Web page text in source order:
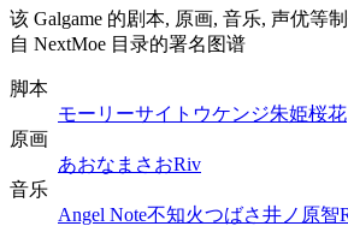
该 Galgame 的剧本, 原画, 音乐, 声优等
自 NextMoe 目录的署名图谱
脚本
モーリーサイトウケンジ朱姫桜花
原画
あおなまさおRiv
音乐
Angel Note不知火つばさ井ノ原智